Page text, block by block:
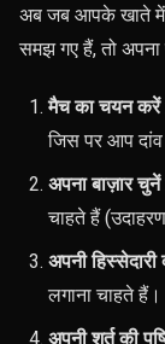
अब जब आपके खाते में
समझ गए हैं, तो
मैच का चयन करें
जिस पर आप दांव
अपना बाज़ार चुनें
चाहते हैं
अपनी हिस्सेदारी
लगाना चाहते हैं।
अपनी शर्त की